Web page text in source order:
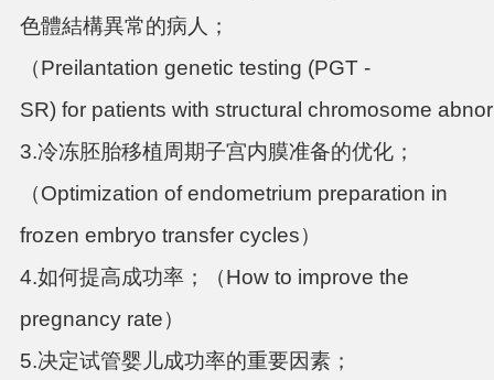
色體結構異常的病人；
（Preilantation genetic testing (PGT -
SR) for patients with structural chromosome
3.冷冻胚胎移植周期子宫内膜准备的优化；
（Optimization of endometrium preparation in
frozen embryo transfer cycles）
4.如何提高成功率；（How to improve the
pregnancy rate）
5.决定试管婴儿成功率的重要因素；